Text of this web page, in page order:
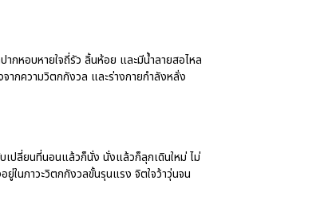
กหอบหายใจถี่รัว ลิ้นห้อย และมีน้ำลายสอไหล
ากความวิตกกังวล และร่างกายกำลังหลั่ง
เปลี่ยนที่นอนแล้วก็นั่ง นั่งแล้วก็ลุกเดินใหม่ ไม่
นภาวะวิตกกังวลขั้นรุนแรง จิตใจว้าวุ่นจน